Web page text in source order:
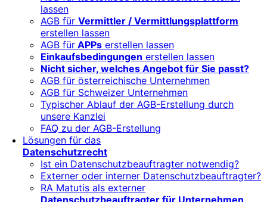
lassen
AGB für Vermittler / Vermittlungsplattform
erstellen lassen
AGB für APPs erstellen lassen
Einkaufsbedingungen erstellen lassen
Nicht sicher, welches Angebot für Sie passt?
AGB für österreichische Unternehmen
AGB für Schweizer Unternehmen
Typischer Ablauf der AGB-Erstellung durch
unsere Kanzlei
FAQ zu der AGB-Erstellung
Lösungen für das
Datenschutzrecht
Ist ein Datenschutzbeauftragter notwendig?
Externer oder interner Datenschutzbeauftragter?
RA Matutis als externer
Datenschutzbeauftragter für Unternehmen